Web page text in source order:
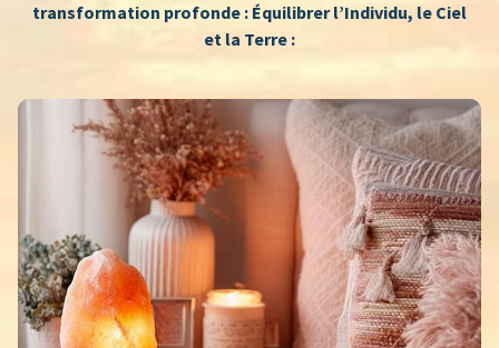
transformation profonde : Équilibrer l’Individu, le Ciel
et la Terre :